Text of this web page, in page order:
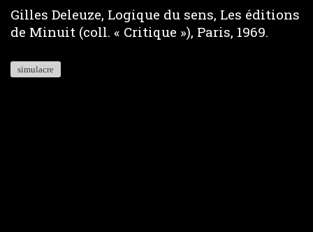
Gilles Deleuze, Logique du sens, Les éditions
de Minuit (coll. « Critique »), Paris, 1969.
simulacre